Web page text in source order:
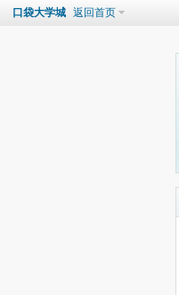
口袋大学城 返回首页